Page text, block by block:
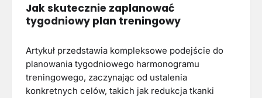
Jak skutecznie zaplanować
tygodniowy plan treningowy
Artykuł przedstawia kompleksowe podejście do
planowania tygodniowego harmonogramu
treningowego, zaczynając od ustalenia
konkretnych celów, takich jak redukcja tkanki